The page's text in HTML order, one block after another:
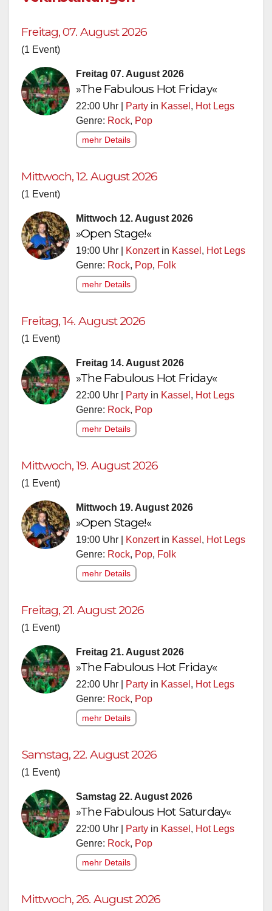
Freitag, 07. August 2026
(1 Event)
Freitag 07. August 2026
»The Fabulous Hot Friday«
22:00 Uhr | Party in Kassel , Hot Legs
Genre: Rock, Pop
mehr Details
Mittwoch, 12. August 2026
(1 Event)
Mittwoch 12. August 2026
»Open Stage!«
19:00 Uhr | Konzertin Kassel , Hot Legs
Genre: Rock, Pop, Folk
mehr Details
Freitag, 14. August 2026
(1 Event)
Freitag 14. August 2026
»The Fabulous Hot Friday«
22:00 Uhr | Party in Kassel , Hot Legs
Genre: Rock, Pop
mehr Details
Mittwoch, 19. August 2026
(1 Event)
Mittwoch 19. August 2026
»Open Stage!«
19:00 Uhr | Konzertin Kassel , Hot Legs
Genre: Rock, Pop, Folk
mehr Details
Freitag, 21. August 2026
(1 Event)
Freitag 21. August 2026
»The Fabulous Hot Friday«
22:00 Uhr | Party in Kassel , Hot Legs
Genre: Rock, Pop
mehr Details
Samstag, 22. August 2026
(1 Event)
Samstag 22. August 2026
»The Fabulous Hot Saturday«
22:00 Uhr | Party in Kassel , Hot Legs
Genre: Rock, Pop
mehr Details
Mittwoch, 26. August 2026